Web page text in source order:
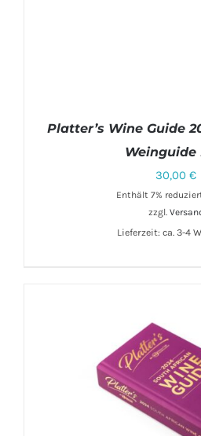
Platter’s Wine Guide
Weinguide
30,00 €
Enthält 7%
zzgl.
Lieferzeit: ca. 3-4